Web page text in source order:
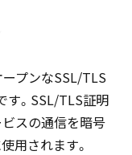
プンなSSL/TLS
す。SSL/TLS証明
スの通信を暗号
用されます。